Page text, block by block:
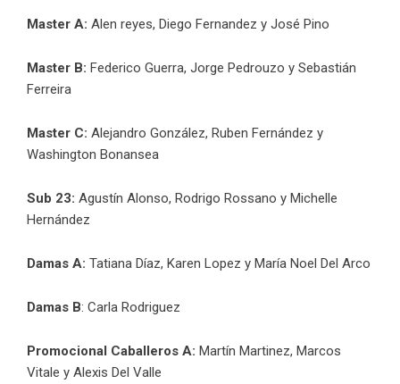
Master A: Alen reyes, Diego Fernandez y José Pino
Master B: Federico Guerra, Jorge Pedrouzo y Sebastián
Ferreira
Master C: Alejandro González, Ruben Fernández y
Washington Bonansea
Sub 23: Agustín Alonso, Rodrigo Rossano y Michelle
Hernández
Damas A: Tatiana Díaz, Karen Lopez y María Noel Del Arco
Damas B: Carla Rodriguez
Promocional Caballeros A: Martín Martinez, Marcos
Vitale y Alexis Del Valle